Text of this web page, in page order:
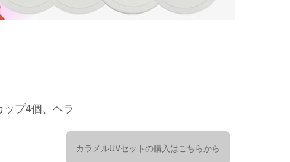
プ4個、ヘラ
カラメルUVセットの購入はこちらから